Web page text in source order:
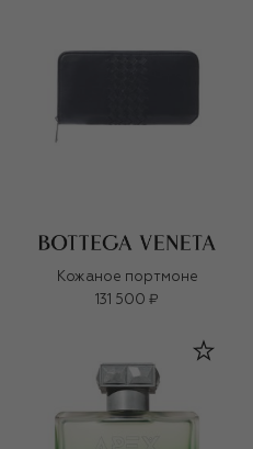
Кожаное портмоне
131 500 ₽